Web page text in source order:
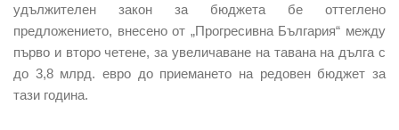
удължителен закон за бюджета бе оттеглено
предложението, внесено от „Прогресивна България“ между
първо и второ четене, за увеличаване на тавана на дълга с
до 3,8 млрд. евро до приемането на редовен бюджет за
тази година.